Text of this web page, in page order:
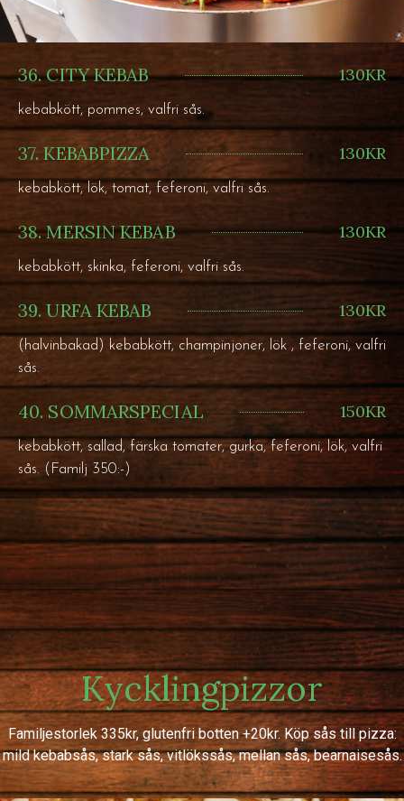
36. CITY KEBAB 130KR
kebabkött, pommes, valfri sås.
37. KEBABPIZZA 130KR
kebabkött, lök, tomat, feferoni, valfri sås.
38. MERSIN KEBAB 130KR
kebabkött, skinka, feferoni, valfri sås.
39. URFA KEBAB 130KR
(halvinbakad) kebabkött, champinjoner, lök , feferoni, valfri
sås.
40. SOMMARSPECIAL 150KR
kebabkött, sallad, färska tomater, gurka, feferoni, lök, valfri
sås. (Familj 350:-)
Kycklingpizzor
Familjestorlek 335kr, glutenfri botten +20kr. Köp sås till pizza:
mild kebabsås, stark sås, vitlökssås, mellan sås, bearnaisesås.